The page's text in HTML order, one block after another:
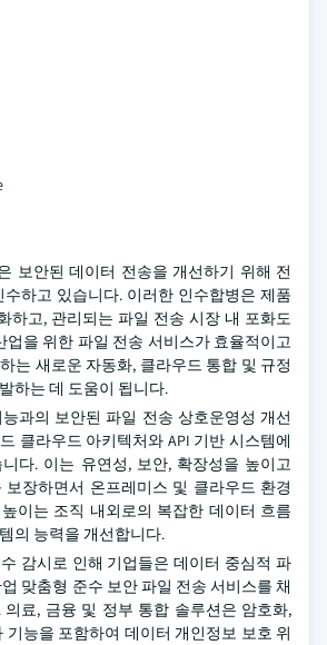
보안된 데이터 전송을 개선하기 위해 전
하고 있습니다. 이러한 인수합병은 제품
하고, 관리되는 파일 전송 시장 내 포화도
업을 위한 파일 전송 서비스가 효율적이고
는 새로운 자동화, 클라우드 통합 및 규정
하는 데 도움이 됩니다.
과의 보안된 파일 전송 상호운영성 개선
클라우드 아키텍처와 API 기반 시스템에
다. 이는 유연성, 보안, 확장성을 높이고
보장하면서 온프레미스 및 클라우드 환경
이는 조직 내외로의 복잡한 데이터 흐름
의 능력을 개선합니다.
감시로 인해 기업들은 데이터 중심적 파
맞춤형 준수 보안 파일 전송 서비스를 채
의료, 금융 및 정부 통합 솔루션은 암호화,
기능을 포함하여 데이터 개인정보 보호 위